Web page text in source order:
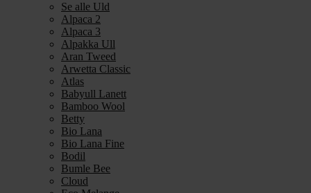
Se alle Uld
Alpaca 2
Alpaca 3
Alpakka Ull
Aran Tweed
Arwetta Classic
Atlas
Babyull Lanett
Bamboo Wool
Betty
Bio Lana
Bio Lana Fine
Bodil
Bumle Bee
Cloud